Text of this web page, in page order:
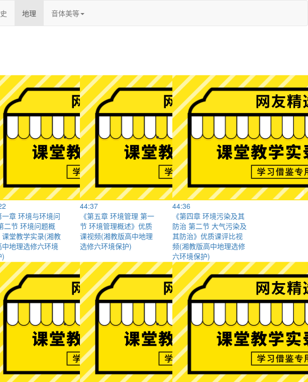
地理 音体美等
一章 环境与环境问
二节 环境问题概
课堂教学实录(湘教
中地理选修六环境
)
44:37
《第五章 环境管理 第一
节 环境管理概述》优质
课视频(湘教版高中地理
选修六环境保护)
44:36
《第四章 环境污染及其
防治 第二节 大气污染及
其防治》优质课评比视
频(湘教版高中地理选修
六环境保护)